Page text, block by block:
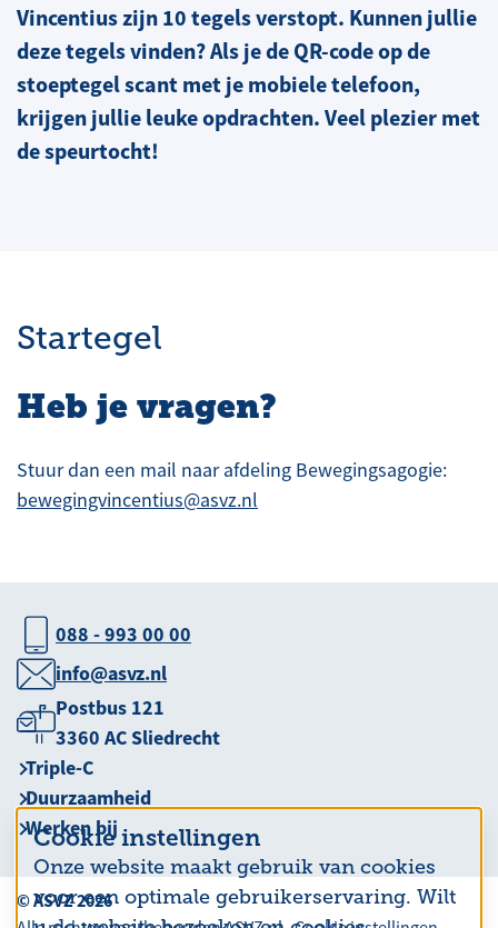
Cookie instellingen
Onze website maakt gebruik van cookies
voor een optimale gebruikerservaring. Wilt
Vincentius zijn 10 tegels verstopt. Kunnen jullie
deze tegels vinden? Als je de QR-code op de
stoeptegel scant met je mobiele telefoon,
krijgen jullie leuke opdrachten. Veel plezier met
de speurtocht!
Startegel
Heb je vragen?
Stuur dan een mail naar afdeling Bewegingsagogie:
bewegingvincentius@asvz.nl
088 - 993 00 00
info@asvz.nl
Postbus 121
3360 AC Sliedrecht
Triple-C
Duurzaamheid
Werken bij
© ASVZ 2026